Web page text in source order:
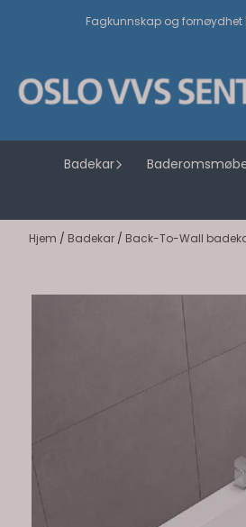
Hopp til innholdFagkunnskap og fornøydhet
Badekar
Hjem / Badekar / Back-To-Wall